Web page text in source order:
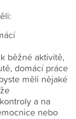
běžné aktivitě,
domácí práce
měli nějaké
a na
nebo